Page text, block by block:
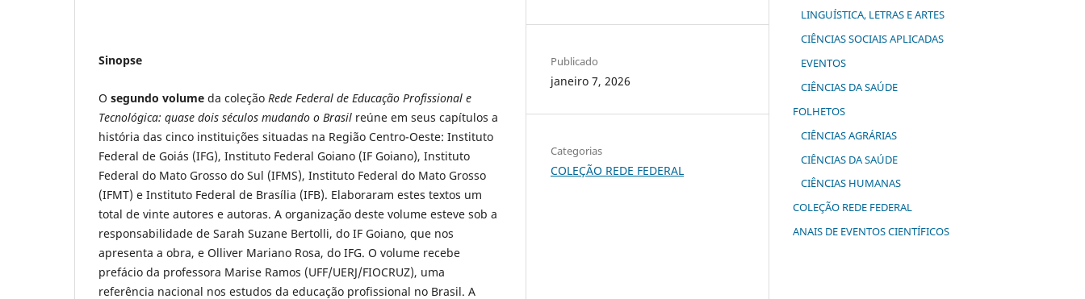
Sinopse
O segundo volume da coleção Rede Federal de Educação Profissional e
Tecnológica: quase dois séculos mudando o Brasil reúne em seus capítulos a
história das cinco instituições situadas na Região Centro-Oeste: Instituto
Federal de Goiás (IFG), Instituto Federal Goiano (IF Goiano), Instituto
Federal do Mato Grosso do Sul (IFMS), Instituto Federal do Mato Grosso
(IFMT) e Instituto Federal de Brasília (IFB). Elaboraram estes textos um
total de vinte autores e autoras. A organização deste volume esteve sob a
responsabilidade de Sarah Suzane Bertolli, do IF Goiano, que nos
apresenta a obra, e Olliver Mariano Rosa, do IFG. O volume recebe
prefácio da professora Marise Ramos (UFF/UERJ/FIOCRUZ), uma
referência nacional nos estudos da educação profissional no Brasil. A
Publicado
janeiro 7, 2026
Categorias
COLEÇÃO REDE FEDERAL
LINGUÍSTICA, LETRAS E ARTES
CIÊNCIAS SOCIAIS APLICADAS
EVENTOS
CIÊNCIAS DA SAÚDE
FOLHETOS
CIÊNCIAS AGRÁRIAS
CIÊNCIAS DA SAÚDE
CIÊNCIAS HUMANAS
COLEÇÃO REDE FEDERAL
ANAIS DE EVENTOS CIENTÍFICOS